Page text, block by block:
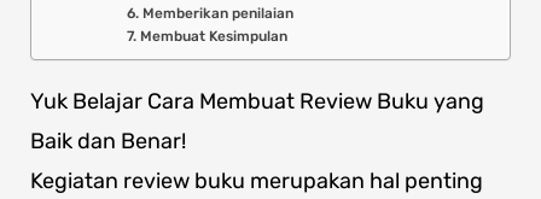
6. Memberikan penilaian
7. Membuat Kesimpulan
Yuk Belajar Cara Membuat Review Buku yang
Baik dan Benar!
Kegiatan review buku merupakan hal penting